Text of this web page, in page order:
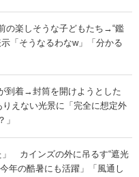
の楽しそうな子どもたち→“鑑
「そうなるわなw」「分かる
到着→封筒を開けようとした
えない光景に「完全に想定外
」
」 カインズの外に吊るす“遮光
年の酷暑にも活躍」「風通し